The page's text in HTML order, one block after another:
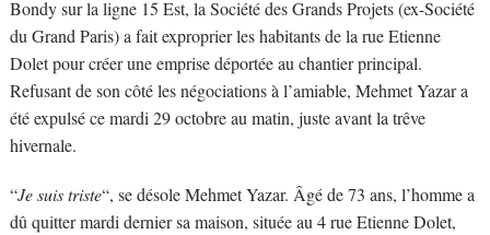
Bondy sur la ligne 15 Est, la Société des Grands Projets (ex-Société
du Grand Paris) a fait exproprier les habitants de la rue Etienne
Dolet pour créer une emprise déportée au chantier principal.
Refusant de son côté les négociations à l’amiable, Mehmet Yazar a
été expulsé ce mardi 29 octobre au matin, juste avant la trêve
hivernale.
“Je suis triste“, se désole Mehmet Yazar. Âgé de 73 ans, l’homme a
dû quitter mardi dernier sa maison, située au 4 rue Etienne Dolet,